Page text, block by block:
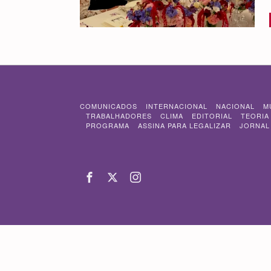
COMUNICADOS INTERNACIONAL NACIONAL
TRABALHADORES
CLIMA EDITORIAL
TEORIA
PROGRAMA
ASSINA PARA LEGALIZAR